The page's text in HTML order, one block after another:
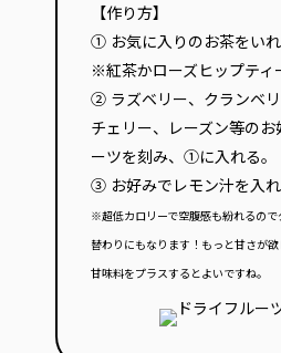
【作り方】
① お気に入りのお茶をいれ
※紅茶かローズヒップティ
② ラズベリー、クランベリ
チェリー、レーズン等の
ーツを刻み、①に入れる。
③ お好みでレモン汁を入
※超低カロリーで空腹感も紛れるので
替わりにもなります！もっと甘さが
甘味料をプラスするとよいですね。